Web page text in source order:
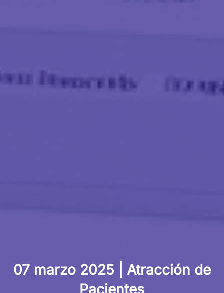
07 marzo 2025
Atracción de
Pacientes